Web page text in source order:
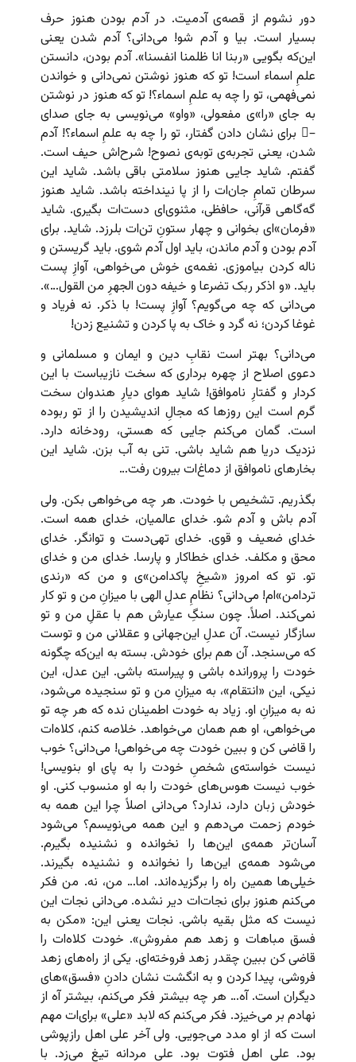
دور نشوم از قصه‌ی آدمیت. در آدم بودن هنوز حرف
بسیار است. بیا و آدم شو!‌ می‌دانی؟ آدم شدن یعنی
این‌که بگویی «ربنا انا ظلمنا انفسنا». آدم بودن، دانستن
علمِ‌ اسماء است! تو که هنوز نوشتن نمی‌دانی و خواندن
نمی‌فهمی، تو را چه به علمِ‌ اسماء؟! تو که هنوز در نوشتن
به جای «را»ی مفعولی، «واو» می‌نویسی به جای صدای
–ُ برای نشان دادن گفتار، تو را چه به علمِ اسماء؟! آدم
شدن، یعنی تجربه‌ی توبه‌ی نصوح! شرح‌اش حیف است.
گفتم. شاید جایی هنوز سلامتی باقی باشد. شاید این
سرطان تمامِ جان‌ات را از پا نینداخته باشد. شاید هنوز
گه‌گاهی قرآنی، حافظی، مثنوی‌ای دست‌ات بگیری. شاید
«فرمان‌»‌ای بخوانی و چهار ستونِ تن‌ات بلرزد. شاید. برای
آدم بودن و آدم ماندن، باید اول آدم شوی. باید گریستن و
ناله کردن بیاموزی. نغمه‌ی خوش می‌خواهی، آوازِ پست
باید. «و اذکر ربک تضرعا و خیفه دون الجهرِ من القول…».
می‌دانی که چه می‌گویم؟ آوازِ پست! با ذکر. نه فریاد و
غوغا کردن؛ نه گرد و خاک به پا کردن و تشنیع زدن!
می‌دانی؟ بهتر است نقابِ دین و ایمان و مسلمانی و
دعوی اصلاح از چهره برداری که سخت نازیباست با این
کردار و گفتارِ ناموافق! شاید هوای دیارِ هندوان سخت
گرم است این روزها که مجالِ اندیشیدن را از تو ربوده
است. گمان می‌کنم جایی که هستی، رودخانه دارد.
نزدیک دریا هم شاید باشی. تنی به آب بزن. شاید این
بخارهای ناموافق از دماغ‌ات بیرون رفت…
بگذریم. تشخیص‌ با خودت. هر چه می‌خواهی بکن. ولی
آدم باش و آدم شو. خدای عالمیان، خدای همه است.
خدای ضعیف و قوی. خدای تهی‌دست و توانگر. خدای
محق و مکلف. خدای خطاکار و پارسا. خدای من و خدای
تو. تو که امروز «شیخِ پاکدامن»ی و من که «رندی
تردامن»‌ام! می‌دانی؟ نظامِ عدلِ الهی با میزانِ من و تو کار
نمی‌کند. اصلاً. چون سنگِ عیارش هم با عقلِ من و تو
سازگار نیست. آن عدلِ این‌جهانی و عقلانی من و توست
که می‌سنجد. آن هم برای خودش. بسته به این‌که چگونه
خودت را پرورانده باشی و پیراسته باشی. این عدل، این
نیکی، این «انتقام»، به میزانِ من و تو سنجیده می‌شود،
نه به میزانِ او. زیاد به خودت اطمینان نده که هر چه تو
می‌خواهی، او هم همان می‌خواهد. خلاصه کنم، کلاه‌ات
را قاضی کن و ببین خودت چه می‌خواهی! می‌دانی؟ خوب
نیست خواسته‌ی شخصِ خودت را به پای او بنویسی!
خوب نیست هوس‌های خودت را به او منسوب کنی. او
خودش زبان دارد، ندارد؟ می‌دانی اصلاً چرا این همه به
خودم زحمت می‌دهم و این همه می‌نویسم؟ می‌شود
آسان‌تر همه‌ی این‌ها را نخوانده و نشنیده بگیرم.
می‌شود همه‌ی این‌ها را نخوانده و نشنیده بگیرند.
خیلی‌ها همین راه را برگزیده‌اند. اما… من، نه. من فکر
می‌کنم هنوز برای نجات‌ات دیر نشده. می‌دانی نجات این
نیست که مثل بقیه باشی. نجات یعنی این‌: «مکن به
فسق مباهات و زهد هم مفروش». خودت کلاه‌ات را
قاضی کن ببین چقدر زهد فروخته‌ای. یکی از راه‌های زهد
فروشی، پیدا کردن و به انگشت نشان دادنِ «فسق»‌های
دیگران است. آه… هر چه بیشتر فکر می‌کنم، بیشتر آه از
نهادم بر می‌خیزد. فکر می‌کنم که لابد «علی» برای‌ات مهم
است که از او مدد می‌جویی. ولی آخر علی اهل رازپوشی
بود. علی اهل فتوت بود. علی مردانه‌ تیغ می‌زد. با